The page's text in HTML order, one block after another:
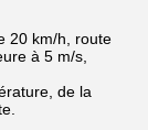
20 km/h, route
à 5 m/s,
de la